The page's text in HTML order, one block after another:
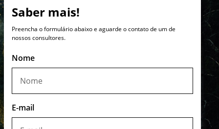
Saber mais!
Preencha o formulário abaixo e aguarde o contato de um de
nossos consultores.
Nome
E-mail